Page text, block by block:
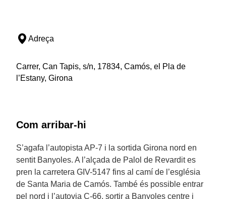
Adreça
Carrer, Can Tapis, s/n, 17834, Camós, el Pla de
l’Estany, Girona
Com arribar-hi
S’agafa l’autopista AP-7 i la sortida Girona nord en
sentit Banyoles. A l’alçada de Palol de Revardit es
pren la carretera GIV-5147 fins al camí de l’església
de Santa Maria de Camós. També és possible entrar
pel nord i l’autovia C-66, sortir a Banyoles centre i